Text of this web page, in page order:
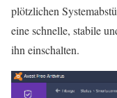
plötzlichen
eine schnelle, stabile
ihn einschalten.